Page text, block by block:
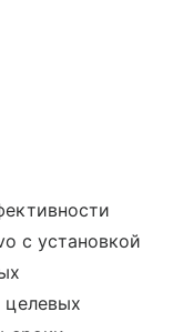
с установкой